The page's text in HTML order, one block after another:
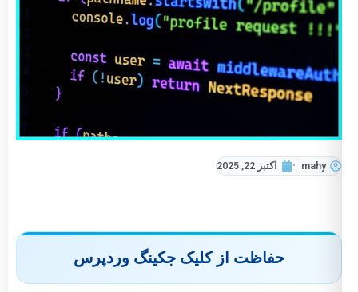
mahy اکتبر 22, 2025
حفاظت از کلیک جکینگ وردپرس